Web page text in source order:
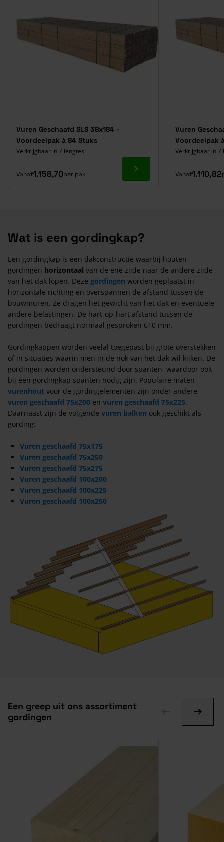
Vuren Geschaafd SLS 38x184 -
Voordeelpak à 84 Stuks
Verkrijgbaar in 7 lengtes
Vanaf1.158,70per pak Ga naar product
Vuren
Voordeelpak
Verkrijgbaar in 7
Vanaf1.110,82
Wat is een gordingkap?
Een gordingkap is een dakconstructie waarbij houten
gordingen horizontaal van de ene zijde naar de andere zijde
van het dak lopen. Deze gordingen worden geplaatst in
horizontale richting en overspannen de afstand tussen de
bouwmuren. Ze dragen het gewicht van het dak en eventuele
andere belastingen. De hart-op-hart afstand tussen de
gordingen bedraagt normaal gesproken 610 mm.
Gordingkappen worden veelal toegepast bij grote overstekken
of in situaties waarin men in de nok van het dak wil kijken. De
gordingen worden ondersteund door spanten, waardoor ook
bij een gordingkap spanten nodig zijn. Populaire maten
vurenhout voor de gordingelementen zijn onder andere
vuren geschaafd 75x200 en vuren geschaafd 75x225.
Daarnaast zijn de volgende vuren balken ook geschikt als
gording:
Vuren geschaafd 75x175
Vuren geschaafd 75x250
Vuren geschaafd 75x275
Vuren geschaafd 100x200
Vuren geschaafd 100x225
Vuren geschaafd 100x250
Een greep uit ons assortiment
gordingen